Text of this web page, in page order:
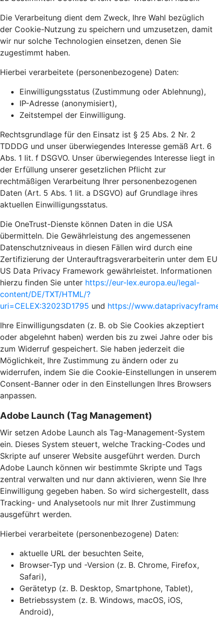
Die Verarbeitung dient dem Zweck, Ihre Wahl bezüglich
der Cookie-Nutzung zu speichern und umzusetzen, damit
wir nur solche Technologien einsetzen, denen Sie
zugestimmt haben.
Hierbei verarbeitete (personenbezogene) Daten:
Einwilligungsstatus (Zustimmung oder Ablehnung),
IP-Adresse (anonymisiert),
Zeitstempel der Einwilligung.
Rechtsgrundlage für den Einsatz ist § 25 Abs. 2 Nr. 2
TDDDG und unser überwiegendes Interesse gemäß Art. 6
Abs. 1 lit. f DSGVO. Unser überwiegendes Interesse liegt in
der Erfüllung unserer gesetzlichen Pflicht zur
rechtmäßigen Verarbeitung Ihrer personenbezogenen
Daten (Art. 5 Abs. 1 lit. a DSGVO) auf Grundlage ihres
aktuellen Einwilligungsstatus.
Die OneTrust-Dienste können Daten in die USA
übermitteln. Die Gewährleistung des angemessenen
Datenschutzniveaus in diesen Fällen wird durch eine
Zertifizierung der Unterauftragsverarbeiterin unter dem EU
US Data Privacy Framework gewährleistet. Informationen
hierzu finden Sie unter https://eur-lex.europa.eu/legal-
content/DE/TXT/HTML/?
uri=CELEX:32023D1795 und https://
Ihre Einwilligungsdaten (z. B. ob Sie Cookies akzeptiert
oder abgelehnt haben) werden bis zu zwei Jahre oder bis
zum Widerruf gespeichert. Sie haben jederzeit die
Möglichkeit, Ihre Zustimmung zu ändern oder zu
widerrufen, indem Sie die Cookie-Einstellungen in unserem
Consent-Banner oder in den Einstellungen Ihres Browsers
anpassen.
Adobe Launch (Tag Management)
Wir setzen Adobe Launch als Tag-Management-System
ein. Dieses System steuert, welche Tracking-Codes und
Skripte auf unserer Website ausgeführt werden. Durch
Adobe Launch können wir bestimmte Skripte und Tags
zentral verwalten und nur dann aktivieren, wenn Sie Ihre
Einwilligung gegeben haben. So wird sichergestellt, dass
Tracking- und Analysetools nur mit Ihrer Zustimmung
ausgeführt werden.
Hierbei verarbeitete (personenbezogene) Daten:
aktuelle URL der besuchten Seite,
Browser-Typ und -Version (z. B. Chrome, Firefox,
Safari),
Gerätetyp (z. B. Desktop, Smartphone, Tablet),
Betriebssystem (z. B. Windows, macOS, iOS,
Android),